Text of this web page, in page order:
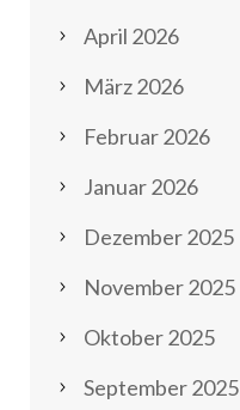
April 2026
März 2026
Februar 2026
Januar 2026
Dezember 2025
November 2025
Oktober 2025
September 2025